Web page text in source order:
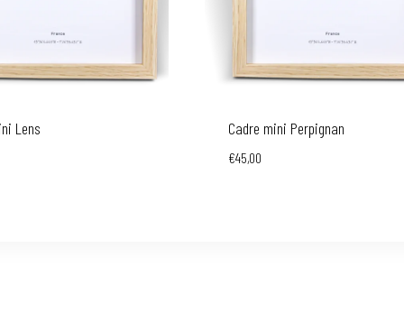
Lens Cadre mini Perpignan
€45,00